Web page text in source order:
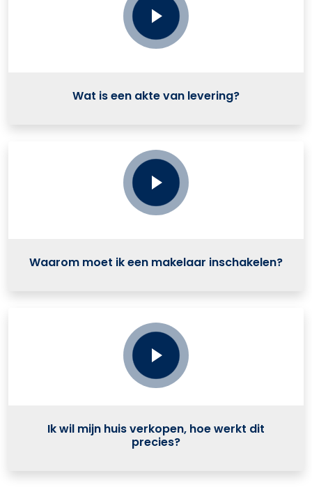
Wat is een akte van levering?
Waarom moet ik een makelaar inschakelen?
Ik wil mijn huis verkopen, hoe werkt dit
precies?